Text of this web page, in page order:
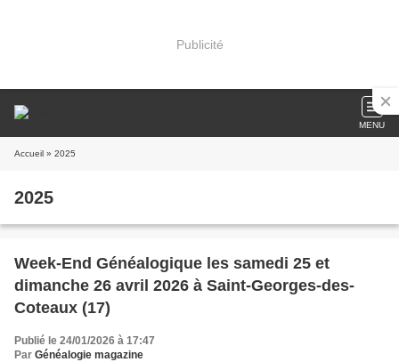
Publicité
MENU
Accueil » 2025
2025
Week-End Généalogique les samedi 25 et
dimanche 26 avril 2026 à Saint-Georges-des-
Coteaux (17)
Publié le 24/01/2026 à 17:47
Par Généalogie magazine